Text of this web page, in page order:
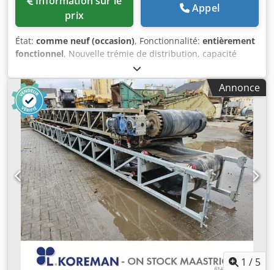
prix
Appel
État: comme neuf (occasion), Fonctionnalité: entièrement
fonctionnel, Nouvelle trémie de distribution, capacité
d'environ 15 m³ Ouverture de chargement : 3,7 x 3,1 m
Nouvelle structure en acier, profilés HEB200 Équipée d'un
système d'évacuation HAVER & BOECKER Surface de travail
: 1 750 x 1 250 mm Dkedpfx Aezr D Tvoi Rsr 2 moteurs de
1,4 kW
Annonce
1 / 5